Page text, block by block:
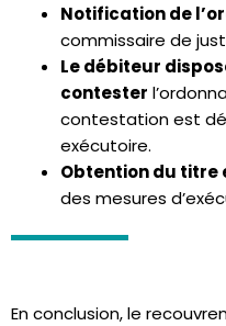
Notification de
commissaire de
Le débiteur
contester
contestation est
exécutoire.
Obtention du titre
des mesures
En conclusion, le